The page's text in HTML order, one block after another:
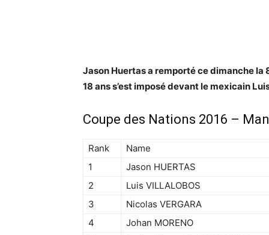
Jason Huertas a remporté ce dimanche la
18 ans s’est imposé devant le mexicain
Coupe des Nations 2016 –
Rank Name
1
Jason HUERTAS
2
Luis VILLALOBOS
3
Nicolas VERGARA
4
Johan MORENO